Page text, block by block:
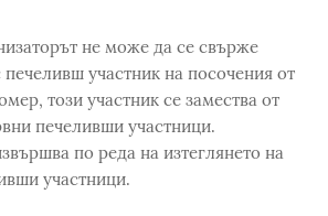
не може да се свърже
печеливш участник на посочения от
този участник се замества от
печеливши участници.
по реда на изтеглянето на
участници.